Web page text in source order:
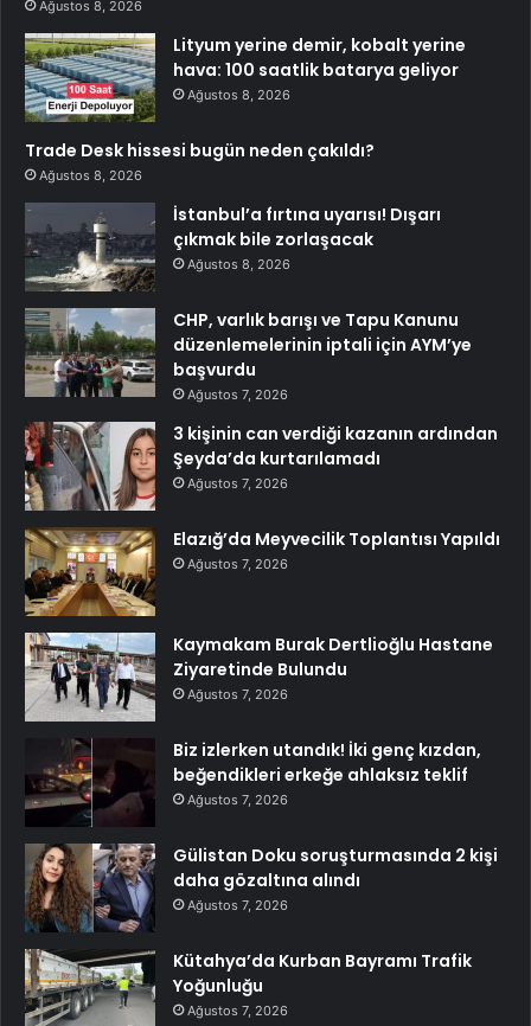
Ağustos 8, 2026
Lityum yerine demir, kobalt yerine
hava: 100 saatlik batarya geliyor
Ağustos 8, 2026
Trade Desk hissesi bugün neden çakıldı?
Ağustos 8, 2026
İstanbul’a fırtına uyarısı! Dışarı
çıkmak bile zorlaşacak
Ağustos 8, 2026
CHP, varlık barışı ve Tapu Kanunu
düzenlemelerinin iptali için AYM’ye
başvurdu
Ağustos 7, 2026
3 kişinin can verdiği kazanın ardından
Şeyda’da kurtarılamadı
Ağustos 7, 2026
Elazığ’da Meyvecilik Toplantısı Yapıldı
Ağustos 7, 2026
Kaymakam Burak Dertlioğlu Hastane
Ziyaretinde Bulundu
Ağustos 7, 2026
Biz izlerken utandık! İki genç kızdan,
beğendikleri erkeğe ahlaksız teklif
Ağustos 7, 2026
Gülistan Doku soruşturmasında 2 kişi
daha gözaltına alındı
Ağustos 7, 2026
Kütahya’da Kurban Bayramı Trafik
Yoğunluğu
Ağustos 7, 2026